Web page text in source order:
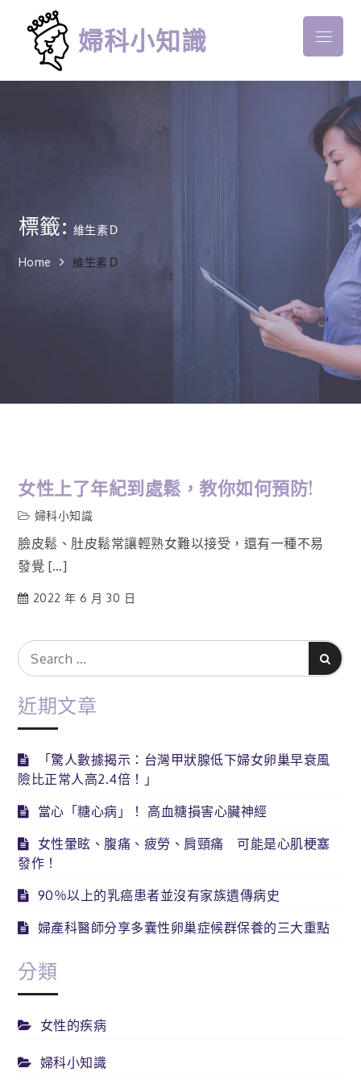
content
婦科小知識 Menu
標籤: 維生素Ｄ
Home 維生素Ｄ
女性上了年紀到處鬆，教你如何預防!
婦科小知識
臉皮鬆、肚皮鬆常讓輕熟女難以接受，還有一種不易
發覺 […]
2022 年 6 月 30 日
Search
for:
Search
近期文章
「驚人數據揭示：台灣甲狀腺低下婦女卵巢早衰風
險比正常人高2.4倍！」
當心「糖心病」！ 高血糖損害心臟神經
女性暈眩、腹痛、疲勞、肩頸痛 可能是心肌梗塞
發作！
90％以上的乳癌患者並沒有家族遺傳病史
婦產科醫師分享多囊性卵巢症候群保養的三大重點
分類
女性的疾病
婦科小知識